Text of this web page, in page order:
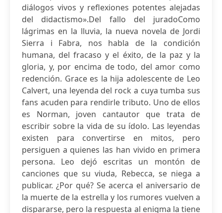
diálogos vivos y reflexiones potentes alejadas
del didactismo».Del fallo del juradoComo
lágrimas en la lluvia, la nueva novela de Jordi
Sierra i Fabra, nos habla de la condición
humana, del fracaso y el éxito, de la paz y la
gloria, y, por encima de todo, del amor como
redención. Grace es la hija adolescente de Leo
Calvert, una leyenda del rock a cuya tumba sus
fans acuden para rendirle tributo. Uno de ellos
es Norman, joven cantautor que trata de
escribir sobre la vida de su ídolo. Las leyendas
existen para convertirse en mitos, pero
persiguen a quienes las han vivido en primera
persona. Leo dejó escritas un montón de
canciones que su viuda, Rebecca, se niega a
publicar. ¿Por qué? Se acerca el aniversario de
la muerte de la estrella y los rumores vuelven a
dispararse, pero la respuesta al enigma la tiene